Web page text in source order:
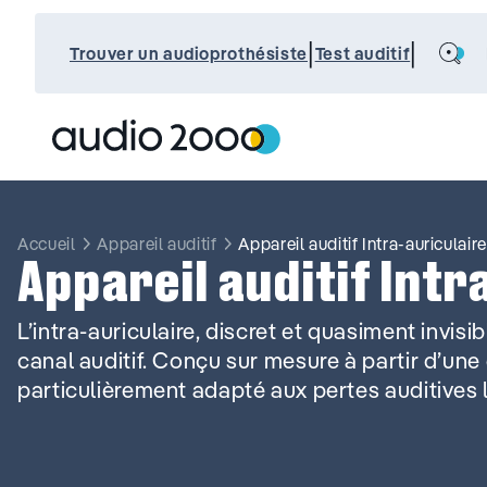
Trouver un audioprothésiste|Test auditif|
Accueil Appareil auditif Appareil auditif Intra-auriculaire
Appareil auditif
L’intra-auriculaire, discret et quasiment
canal auditif. Conçu sur mesure à partir
particulièrement adapté aux pertes auditives